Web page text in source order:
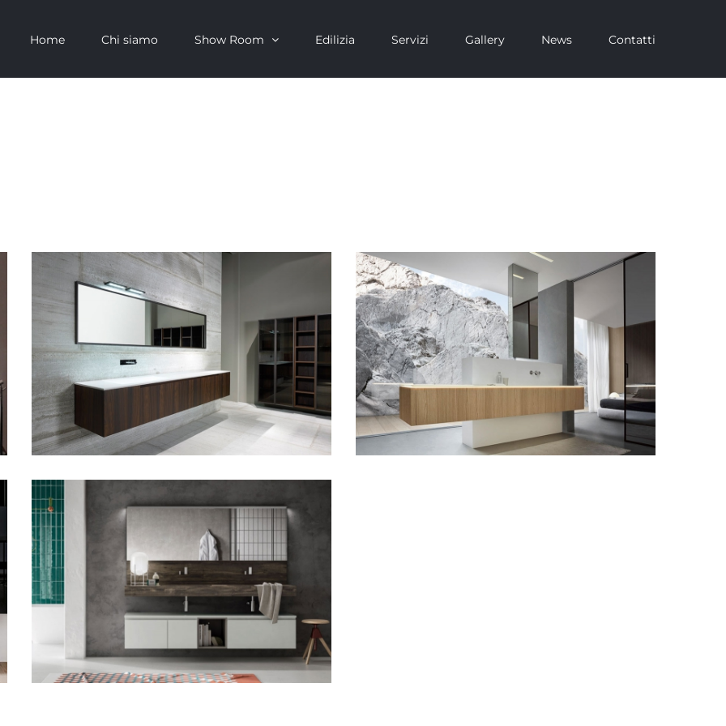
Home Chi siamo Show Room Edilizia Servizi Gallery News Contatti
Casabath